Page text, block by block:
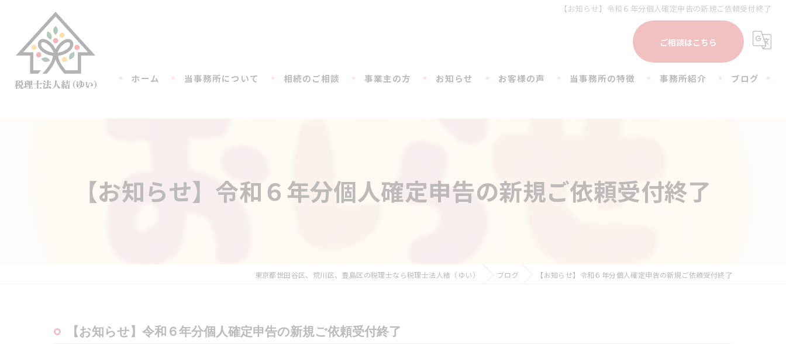
【お知らせ】令和６年分個人確定申告の新規ご依頼受付終了
ご相談はこちら
ホーム 当事務所について 相続のご相談 事業主の方 お知らせ お客様の声 当事務所の特徴
不動産
事務所紹介 ブログ
【お知らせ】令和６年分個人確定申告の新規ご依頼受付終了
東京都世田谷区、荒川区、豊島区の税理士なら税理士法人結（ゆい） ブログ 【お知らせ】令和６年分個人確定申告の新規ご依頼受付終了
【お知らせ】令和６年分個人確定申告の新規ご依頼受付終了